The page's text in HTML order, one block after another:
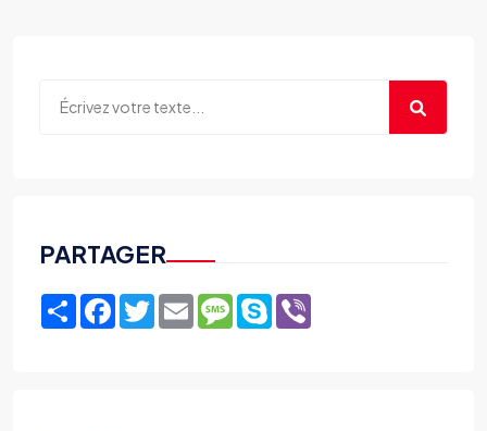
PARTAGER
ShareFacebook
TwitterEmailMessage
Skype